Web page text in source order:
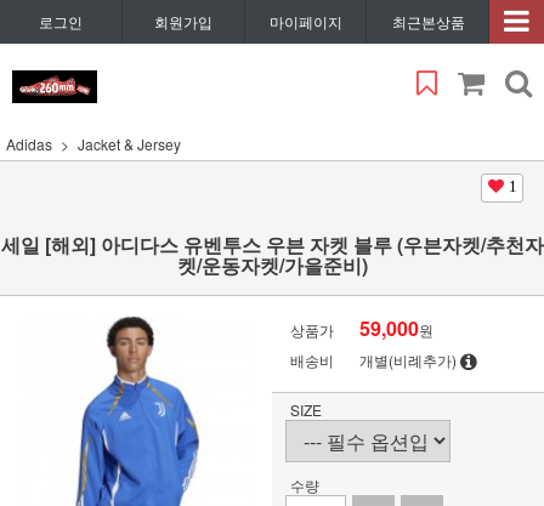
로그인 회원가입 마이페이지 최근본상품
Adidas Jacket & Jersey
1
세일 [해외] 아디다스 유벤투스 우븐 자켓 블루 (우븐자켓/추천자
켓/운동자켓/가을준비)
상품가 59,000원
배송비
개별(비례추가)
SIZE
수량